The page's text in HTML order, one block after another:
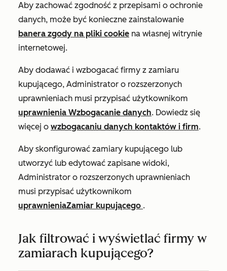
Aby zachować zgodność z przepisami o ochronie
danych, może być konieczne zainstalowanie
banera zgody na pliki cookie na własnej witrynie
internetowej.
Aby dodawać i wzbogacać firmy z zamiaru
kupującego, Administrator o rozszerzonych
uprawnieniach musi przypisać użytkownikom
uprawnienia Wzbogacanie danych. Dowiedz się
więcej o wzbogacaniu danych kontaktów i firm.
Aby skonfigurować zamiary kupującego lub
utworzyć lub edytować zapisane widoki,
Administrator o rozszerzonych uprawnieniach
musi przypisać użytkownikom
uprawnieniaZamiar kupującego .
Jak filtrować i wyświetlać firmy w
zamiarach kupującego?